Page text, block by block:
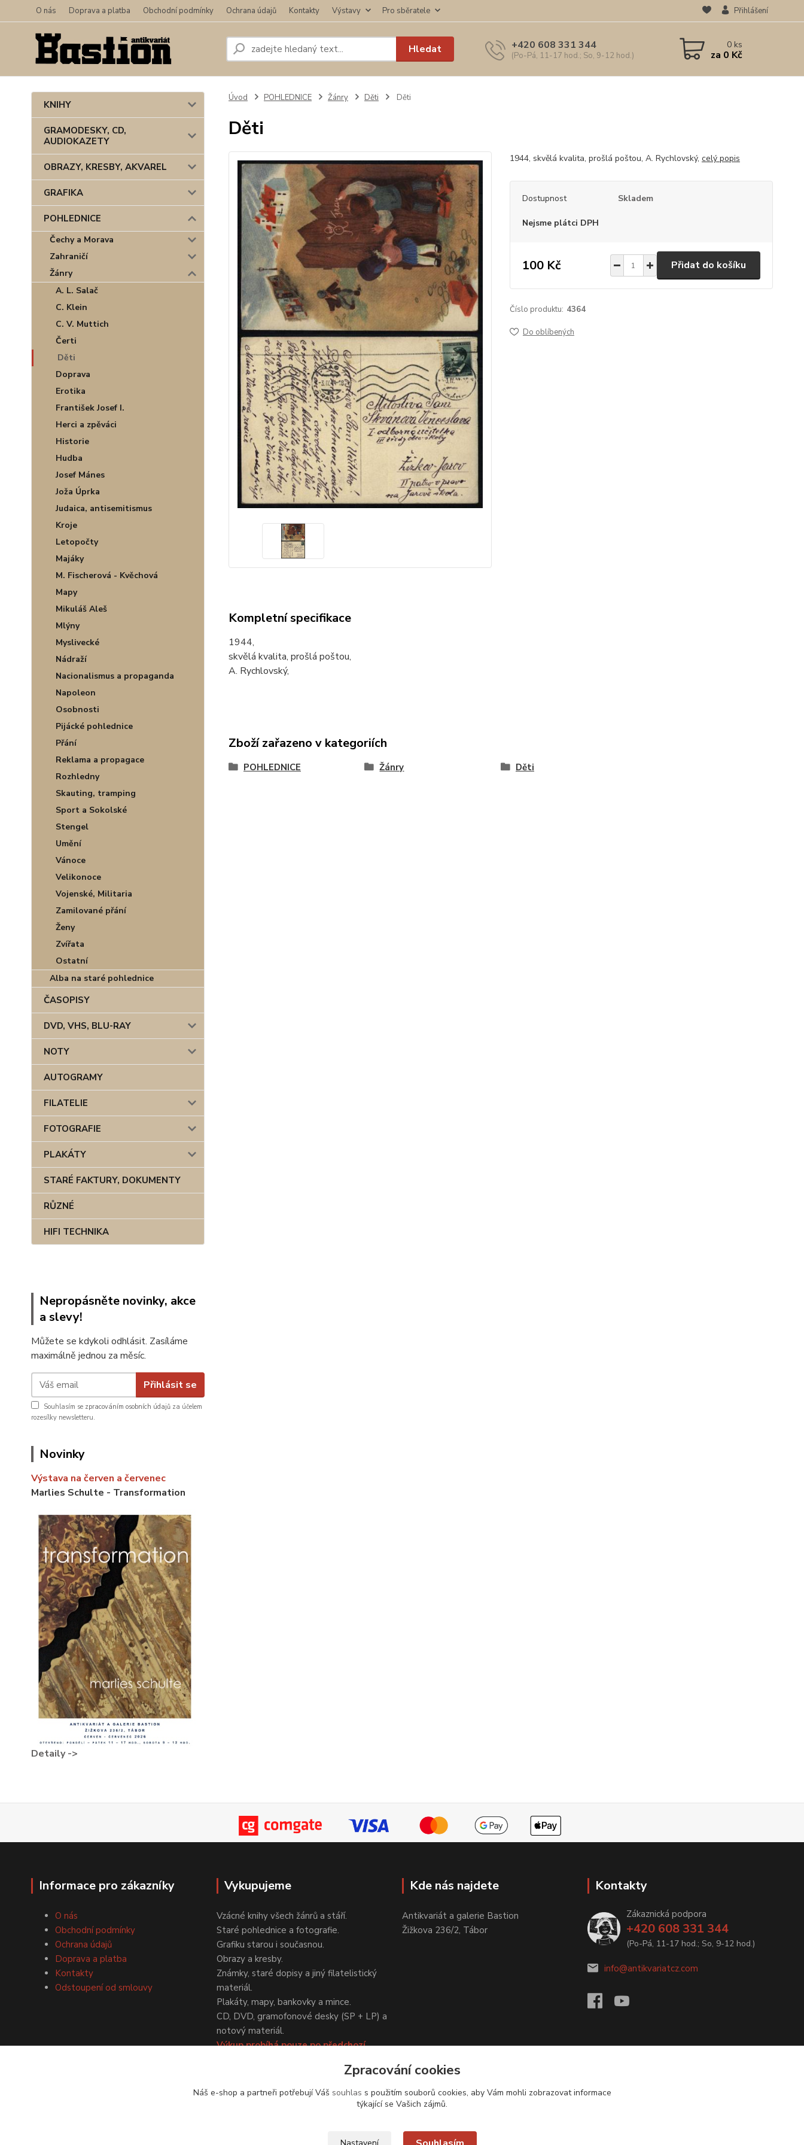
O nás Doprava a platba Obchodní podmínky Ochrana údajů Kontakty Výstavy Pro sběratele Přihlášení
Hledat +420 608 331 344
(Po-Pá, 11-17 hod.; So, 9-12 hod.)
0ks
za 0 Kč
KNIHY
GRAMODESKY, CD,
AUDIOKAZETY
OBRAZY, KRESBY, AKVAREL
GRAFIKA
POHLEDNICE
Čechy a Morava
Zahraničí
Žánry
A. L. Salač
C. Klein
C. V. Muttich
Čerti
Děti
Doprava
Erotika
František Josef I.
Herci a zpěváci
Historie
Hudba
Josef Mánes
Joža Úprka
Judaica, antisemitismus
Kroje
Letopočty
Majáky
M. Fischerová - Kvěchová
Mapy
Mikuláš Aleš
Mlýny
Myslivecké
Nádraží
Nacionalismus a propaganda
Napoleon
Osobnosti
Pijácké pohlednice
Přání
Reklama a propagace
Rozhledny
Skauting, tramping
Sport a Sokolské
Stengel
Umění
Vánoce
Velikonoce
Vojenské, Militaria
Zamilované přání
Ženy
Zvířata
Ostatní
Alba na staré pohlednice
ČASOPISY
DVD, VHS, BLU-RAY
NOTY
AUTOGRAMY
FILATELIE
FOTOGRAFIE
PLAKÁTY
STARÉ FAKTURY, DOKUMENTY
RŮZNÉ
HIFI TECHNIKA
Nepropásněte novinky, akce
a slevy!
Můžete se kdykoli odhlásit. Zasíláme
maximálně jednou za měsíc.
Přihlásit se
Souhlasím se zpracováním osobních údajů za účelem
rozesílky newsletteru.
Novinky
Výstava na červen a červenec
Marlies Schulte - Transformation
Detaily ->
Úvod POHLEDNICE Žánry Děti Děti
Děti
1944, skvělá kvalita, prošlá poštou, A. Rychlovský, celý popis
Dostupnost Skladem
Nejsme plátci DPH
100 Kč Přidat do košíku
Číslo produktu: 4364
Do oblíbených
Kompletní specifikace
1944,
skvělá kvalita, prošlá poštou,
A. Rychlovský,
Zboží zařazeno v kategoriích
POHLEDNICE Žánry Děti
Informace pro zákazníky
O nás
Obchodní podmínky
Ochrana údajů
Doprava a platba
Kontakty
Odstoupení od smlouvy
Vykupujeme
Vzácné knihy všech žánrů a stáří.
Staré pohlednice a fotografie.
Grafiku starou i současnou.
Obrazy a kresby.
Známky, staré dopisy a jiný filatelistický
materiál.
Plakáty, mapy, bankovky a mince.
CD, DVD, gramofonové desky (SP + LP) a
notový materiál.
Výkup probíhá pouze po předchozí
Kde nás najdete
Antikvariát a galerie Bastion
Žižkova 236/2, Tábor
Kontakty
Zákaznická podpora
+420 608 331 344
(Po-Pá, 11-17 hod.; So, 9-12 hod.)
info@antikvariatcz.com
Upravit sběr cookies.
Zpracování cookies
Náš e-shop a partneři potřebují Váš souhlas s použitím souborů cookies, aby Vám mohli zobrazovat informace
týkající se Vašich zájmů.